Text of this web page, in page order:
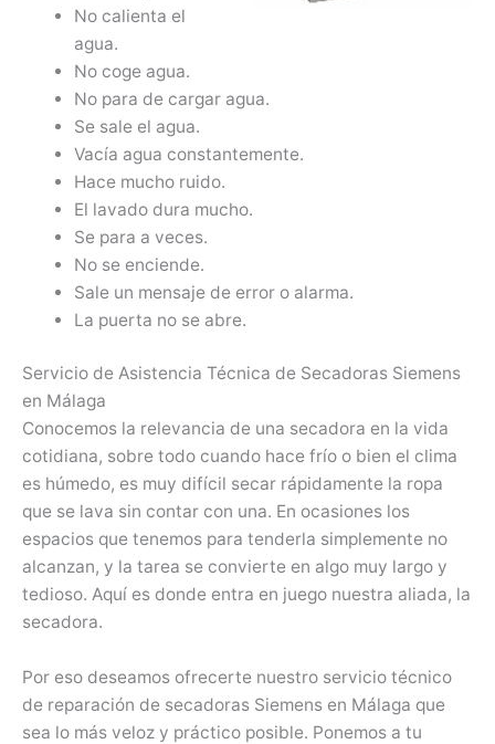
No calienta el
agua.
No coge agua.
No para de cargar agua.
Se sale el agua.
Vacía agua constantemente.
Hace mucho ruido.
El lavado dura mucho.
Se para a veces.
No se enciende.
Sale un mensaje de error o alarma.
La puerta no se abre.
Servicio de Asistencia Técnica de Secadoras Siemens
en Málaga
Conocemos la relevancia de una secadora en la vida
cotidiana, sobre todo cuando hace frío o bien el clima
es húmedo, es muy difícil secar rápidamente la ropa
que se lava sin contar con una. En ocasiones los
espacios que tenemos para tenderla simplemente no
alcanzan, y la tarea se convierte en algo muy largo y
tedioso. Aquí es donde entra en juego nuestra aliada, la
secadora.
Por eso deseamos ofrecerte nuestro servicio técnico
de reparación de secadoras Siemens en Málaga que
sea lo más veloz y práctico posible. Ponemos a tu